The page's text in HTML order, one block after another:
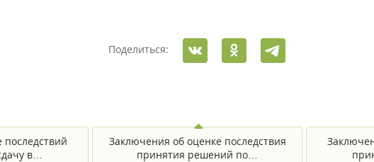
Поделиться:
в…
Заключения об оценке последствия
принятия решений по…